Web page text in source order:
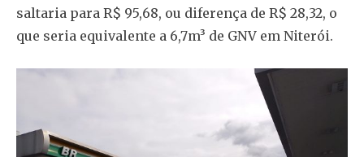
saltaria para R$ 95,68, ou diferença de R$ 28,32, o
que seria equivalente a 6,7m³ de GNV em Niterói.